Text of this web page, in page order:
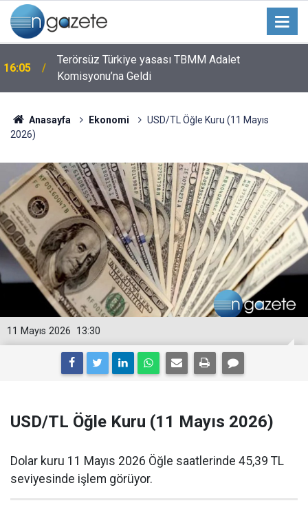
16:05
Terörsüz Türkiye yasası TBMM Adalet
Komisyonu’na Geldi
Anasayfa Ekonomi
USD/TL Öğle Kuru (11 Mayıs
2026)
13:30
11 Mayıs 2026
USD/TL Öğle Kuru (11 Mayıs 2026)
Dolar kuru 11 Mayıs 2026 Öğle saatlerinde 45,39 TL
seviyesinde işlem görüyor.